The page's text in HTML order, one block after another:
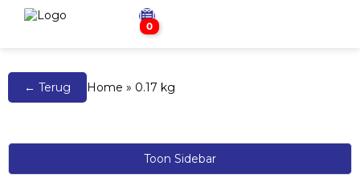
0
← Terug Home » 0.17 kg
Toon Sidebar